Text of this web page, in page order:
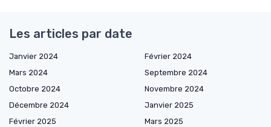
Les articles par date
Janvier 2024
Février 2024
Mars 2024
Septembre 2024
Octobre 2024
Novembre 2024
Décembre 2024
Janvier 2025
Février 2025
Mars 2025